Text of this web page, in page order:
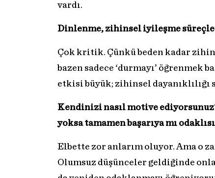
vardı.
Dinlenme, zihinsel iyileşme
Çok kritik. Çünkü beden kadar zihin
bazen sadece ‘durmayı’
etkisi büyük; zihinsel dayanıklılığı
Kendinizi nasıl motive
yoksa tamamen başarıya mı
Elbette zor anlarım oluyor. Ama o
Olumsuz düşünceler geldiğinde